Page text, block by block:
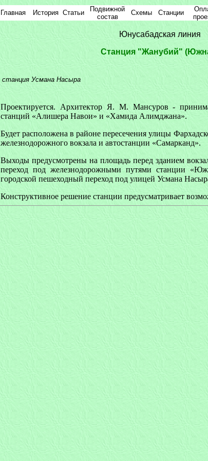
Главная История Статьи
Подвижной
состав
Схемы Cтанции
Юнусабадская линия
Cтанция "Жанубий"
станция Усмана Насыра
Проектируется. Архитектор Я. М. Мансуров -
станций «Алишера Навои» и «Хамида Алимджана».
Будет расположена в районе пересечения улицы
железнодорожного вокзала и автостанции «Самарканд».
Выходы предусмотрены на площадь перед зданием
переход под железнодорожными путями станции
городской пешеходный переход под улицей Усмана
Конструктивное решение станции предусматривает